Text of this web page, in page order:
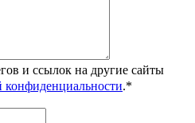
и ссылок на другие сайты
конфиденциальности.*